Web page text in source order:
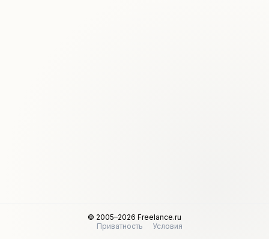
© 2005–2026 Freelance.ru
Приватность
Условия